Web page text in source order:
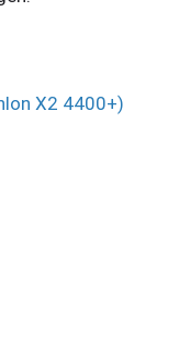
X2 4400+)